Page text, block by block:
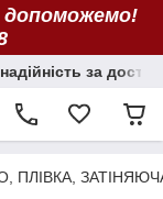
допоможемо!
за
ПЛІВКА,